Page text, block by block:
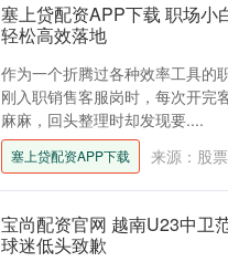
塞上贷配资APP下载 职场小
轻松高效落地
作为一个折腾过各种效率工具的
刚入职销售客服岗时，每次开完
麻麻，回头整理时却发现要....
塞上贷配资APP下载 来源：股
宝尚配资官网 越南U23中卫
球迷低头致歉